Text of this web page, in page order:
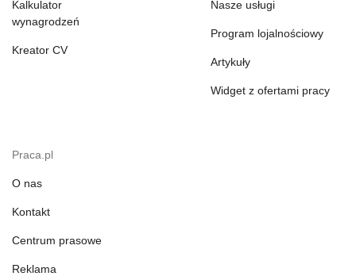
Kalkulator
wynagrodzeń
Kreator CV
Nasze usługi
Program lojalnościowy
Artykuły
Widget z ofertami pracy
Praca.pl
O nas
Kontakt
Centrum prasowe
Reklama